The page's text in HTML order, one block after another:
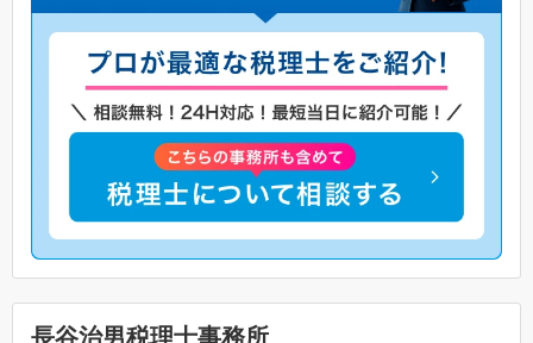
長谷治男税理士事務所